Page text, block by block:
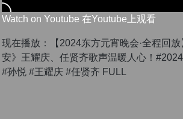
Watch on Youtube 在Youtube上观看
现在播放：【2024东方元宵晚会·全程回
安》王耀庆、任贤齐歌声温暖人心！
#孙悦 #王耀庆 #任贤齐 FULL